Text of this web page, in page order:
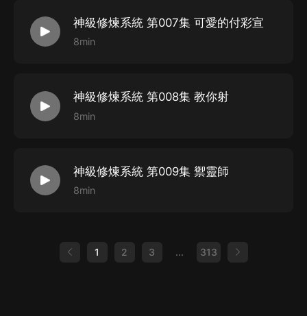
修個仙》等
22.平安飾-徐嬌 代表作《一家子》
知我心》
24.葉影微瀾飾-太上七長老/蔣雪婷等
后》等
導演: 聆聲輕語
神級修煉系統 第007集 可愛的付彩宣
8min
神級修煉系統 第008集 教你射
8min
神級修煉系統 第009集 禦靈師
8min
1 2 3 ... 313